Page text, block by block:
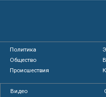
Политика
Общество
Происшествия
Видео